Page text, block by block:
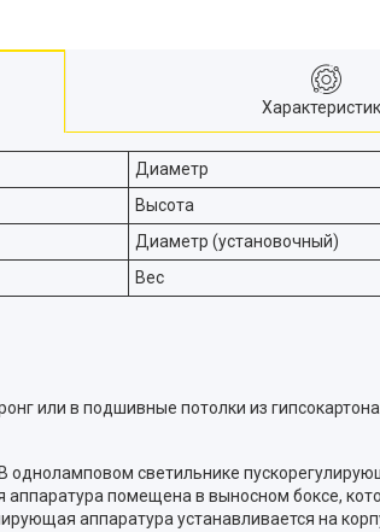
Диаметр
Высота
Диаметр (установочный)
Вес
или в подшивные потолки из гипсокартона.
светильнике
помещена в выносном боксе,
аппаратура устанавливается на